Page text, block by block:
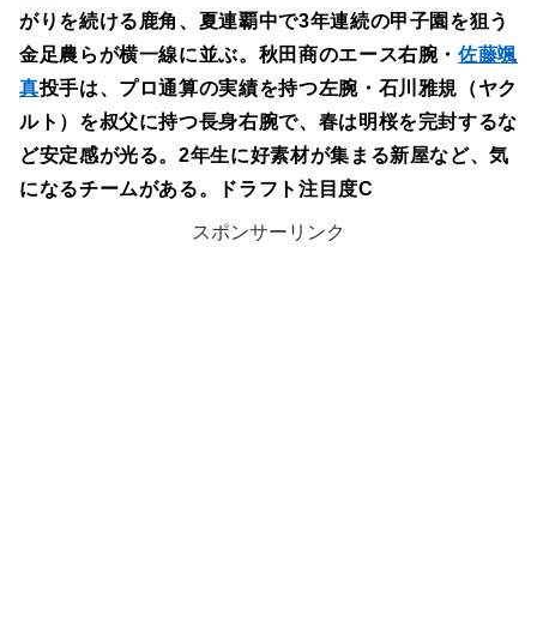
がりを続ける鹿角、夏連覇中で3年連続の甲子園を狙う
金足農らが横一線に並ぶ。秋田商のエース右腕・佐藤颯
真投手は、プロ通算の実績を持つ左腕・石川雅規（ヤク
ルト）を叔父に持つ長身右腕で、春は明桜を完封するな
ど安定感が光る。2年生に好素材が集まる新屋など、気
になるチームがある。ドラフト注目度C
スポンサーリンク